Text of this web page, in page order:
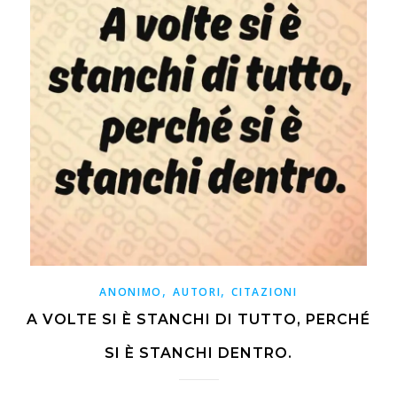
ANONIMO ,AUTORI,CITAZIONI
A VOLTE SI È STANCHI DI TUTTO, PERCHÉ
SI È STANCHI DENTRO.